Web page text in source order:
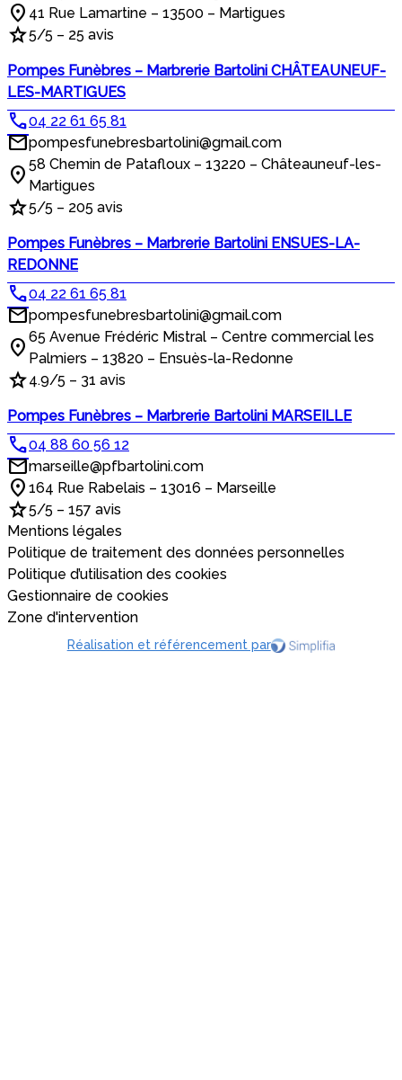
41 Rue Lamartine – 13500 – Martigues
5/5 – 25 avis
Pompes Funèbres – Marbrerie Bartolini CHÂTEAUNEUF-
LES-MARTIGUES
04 22 61 65 81
pompesfunebresbartolini@gmail.com
58 Chemin de Patafloux – 13220 – Châteauneuf-les-
Martigues
5/5 – 205 avis
Pompes Funèbres – Marbrerie Bartolini ENSUES-LA-
REDONNE
04 22 61 65 81
pompesfunebresbartolini@gmail.com
65 Avenue Frédéric Mistral – Centre commercial les
Palmiers – 13820 – Ensuès-la-Redonne
4.9/5 – 31 avis
Pompes Funèbres – Marbrerie Bartolini MARSEILLE
04 88 60 56 12
marseille@pfbartolini.com
164 Rue Rabelais – 13016 – Marseille
5/5 – 157 avis
Mentions légales
Politique de traitement des données personnelles
Politique d’utilisation des cookies
Gestionnaire de cookies
Zone d'intervention
Réalisation et référencement par